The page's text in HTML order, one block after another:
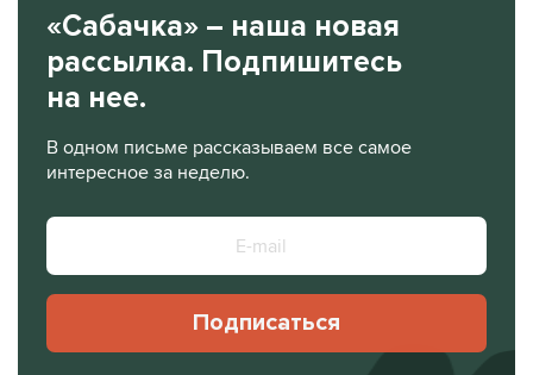
«Сабачка» – наша новая
рассылка. Подпишитесь
на нее.
В одном письме рассказываем все самое
интересное за неделю.
Подписаться